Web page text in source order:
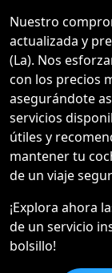
Nuestro
actualizada y
(La). Nos
con los precios
asegurándote
servicios
útiles y
mantener tu
de un viaje
¡Explora ahora
de un servicio
bolsillo!